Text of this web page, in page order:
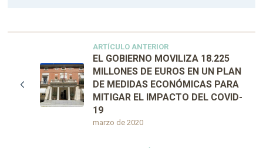
ARTÍCULO ANTERIOR
marzo de 2020
EL GOBIERNO MOVILIZA 18.225
MILLONES DE EUROS EN UN PLAN
DE MEDIDAS ECONÓMICAS PARA
MITIGAR EL IMPACTO DEL COVID-
19